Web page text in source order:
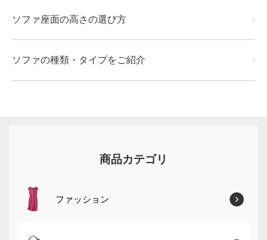
ソファ座面の高さの選び方
ソファの種類・タイプをご紹介
商品カテゴリ
ファッション